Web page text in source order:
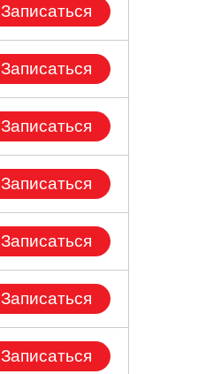
Записаться
Записаться
Записаться
Записаться
Записаться
Записаться
Записаться